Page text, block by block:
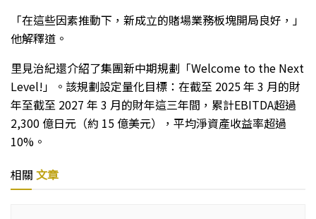
「在這些因素推動下，新成立的賭場業務板塊開局良好，」
他解釋道。
里見治紀還介紹了集團新中期規劃「Welcome to the Next
Level!」。該規劃設定量化目標：在截至 2025 年 3 月的財
年至截至 2027 年 3 月的財年這三年間，累計EBITDA超過
2,300 億日元（約 15 億美元），平均淨資產收益率超過
10%。
相關 文章